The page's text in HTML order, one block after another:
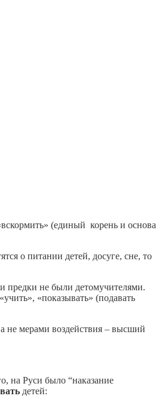
(единый корень и основа
о питании детей, досуге, сне, то
предки не были детомучителями.
«показывать» (подавать
не мерами воздействия – высший
на Руси было “наказание
детей: